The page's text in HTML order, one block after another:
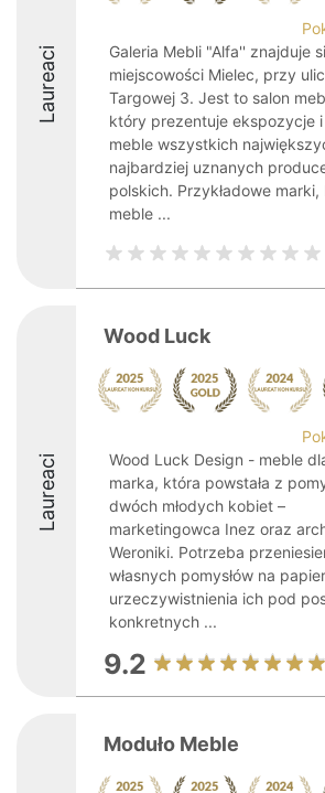
Laureaci
Galeria Mebli "Alfa'' znajduje
miejscowości Mielec, przy
Targowej 3. Jest to salon
który prezentuje ekspozycje
meble wszystkich
najbardziej uznanych
polskich. Przykładowe
meble ...
Laureaci
Wood Luck
Wood Luck Design - meble
marka, która powstała z
dwóch młodych kobiet –
marketingowca Inez oraz
Weroniki. Potrzeba
własnych pomysłów na
urzeczywistnienia ich pod
konkretnych ...
9.2
Moduło Meble